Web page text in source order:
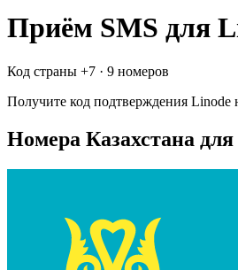
Приём SMS для
Код страны +7 · 9 номеров
Получите код подтверждения Linode
Номера Казахстана